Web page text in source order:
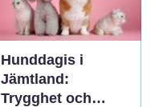
Hunddagis i
Jämtland:
Trygghet och